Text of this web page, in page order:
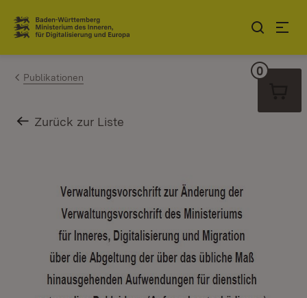
Zum Inhalt springen
Link zur Startseite
Publikationen
Zurück zur Liste
0